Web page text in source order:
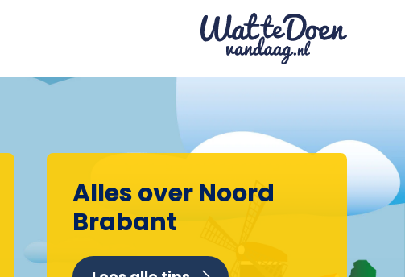
Alles over Noord
Brabant